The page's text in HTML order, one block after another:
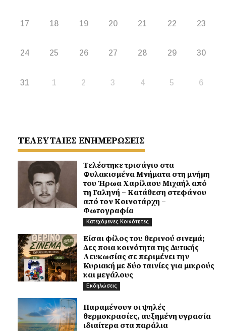
17 18 19 20 21 22 23
24 25 26 27 28 29 30
31 1 2 3 4 5 6
ΤΕΛΕΥΤΑΙΕΣ ΕΝΗΜΕΡΩΣΕΙΣ
Τελέστηκε τρισάγιο στα
Φυλακισμένα Μνήματα στη μνήμη
του Ήρωα Χαρίλαου Μιχαήλ από
τη Γαληνή – Κατάθεση στεφάνου
από τον Κοινοτάρχη –
Φωτογραφία
Κατεχόμενες Κοινότητες
Είσαι φίλος του θερινού σινεμά;
Δες ποια κοινότητα της Δυτικής
Λευκωσίας σε περιμένει την
Κυριακή με δύο ταινίες για μικρούς
και μεγάλους
Εκδηλώσεις
Παραμένουν οι ψηλές
θερμοκρασίες, αυξημένη υγρασία
ιδιαίτερα στα παράλια